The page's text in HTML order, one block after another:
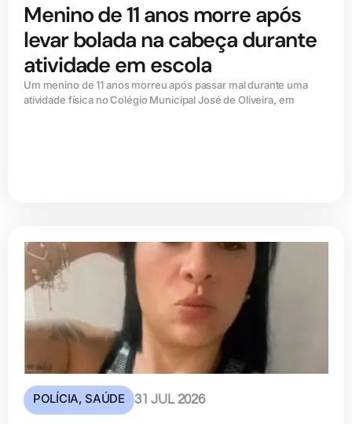
Menino de 11 anos morre após
levar bolada na cabeça durante
atividade em escola
Um menino de 11 anos morreu após passar mal durante uma
atividade física no Colégio Municipal José de Oliveira, em
POLÍCIA,SAÚDE 31 JUL 2026